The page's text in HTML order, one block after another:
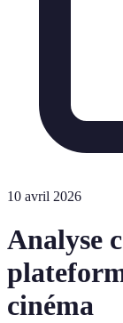
10 avril 2026
Analyse
cinéma